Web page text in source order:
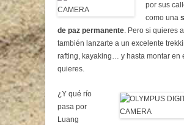
por sus
como una
de paz permanente. Pero si quieres
también lanzarte a un excelente
rafting, kayaking… y hasta montar en
quieres.
¿Y qué río
pasa por
Luang